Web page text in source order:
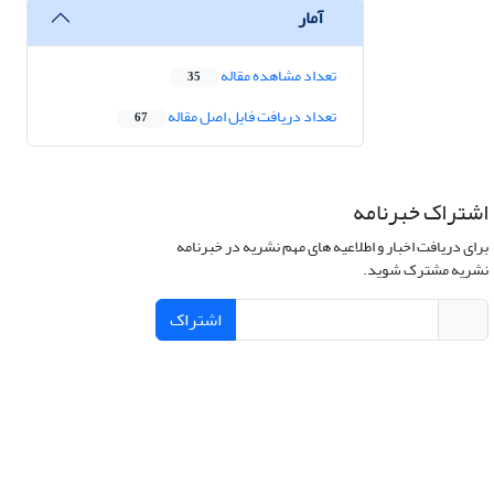
آمار
تعداد مشاهده مقاله 35
تعداد دریافت فایل اصل مقاله 67
اشتراک خبرنامه
برای دریافت اخبار و اطلاعیه های مهم نشریه در خبرنامه
نشریه مشترک شوید.
اشتراک